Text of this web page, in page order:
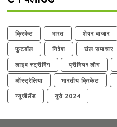
क्रिकेट भारत शेयर बाजार
फुटबॉल
निवेश खेल समाचार
लाइव स्ट्रीमिंग
प्रीमियर लीग
ऑस्ट्रेलिया
भारतीय क्रिकेट
न्यूजीलैंड
यूरो 2024